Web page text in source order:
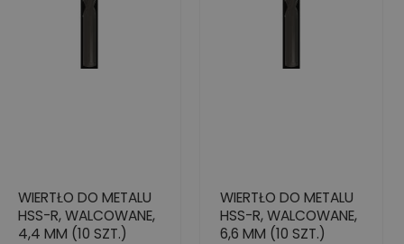
WIERTŁO DO METALU
HSS-R, WALCOWANE,
4,4 MM (10 SZT.)
WIERTŁO DO METALU
HSS-R, WALCOWANE,
6,6 MM (10 SZT.)